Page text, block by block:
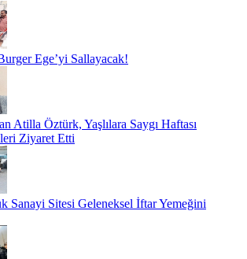
Ege’yi Sallayacak!
Atilla Öztürk, Yaşlılara Saygı Haftası
Ziyaret Etti
Sanayi Sitesi Geleneksel İftar Yemeğini